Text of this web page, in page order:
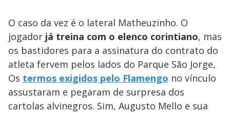
O caso da vez é o lateral Matheuzinho. O
jogador já treina com o elenco corintiano, mas
os bastidores para a assinatura do contrato do
atleta fervem pelos lados do Parque São Jorge,
Os termos exigidos pelo Flamengo no vínculo
assustaram e pegaram de surpresa dos
cartolas alvinegros. Sim, Augusto Mello e sua